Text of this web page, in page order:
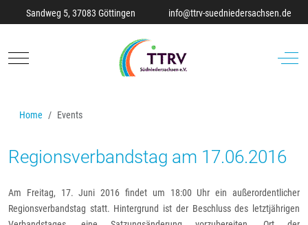
Sandweg 5, 37083 Göttingen info@ttrv-suedniedersachsen.de
Mobile Menu Toggle Off-
Home Events
Regionsverbandstag am 17.06.2016
Am Freitag, 17. Juni 2016 findet um 18:00 Uhr ein außerordentlicher
Regionsverbandstag statt. Hintergrund ist der Beschluss des letztjährigen